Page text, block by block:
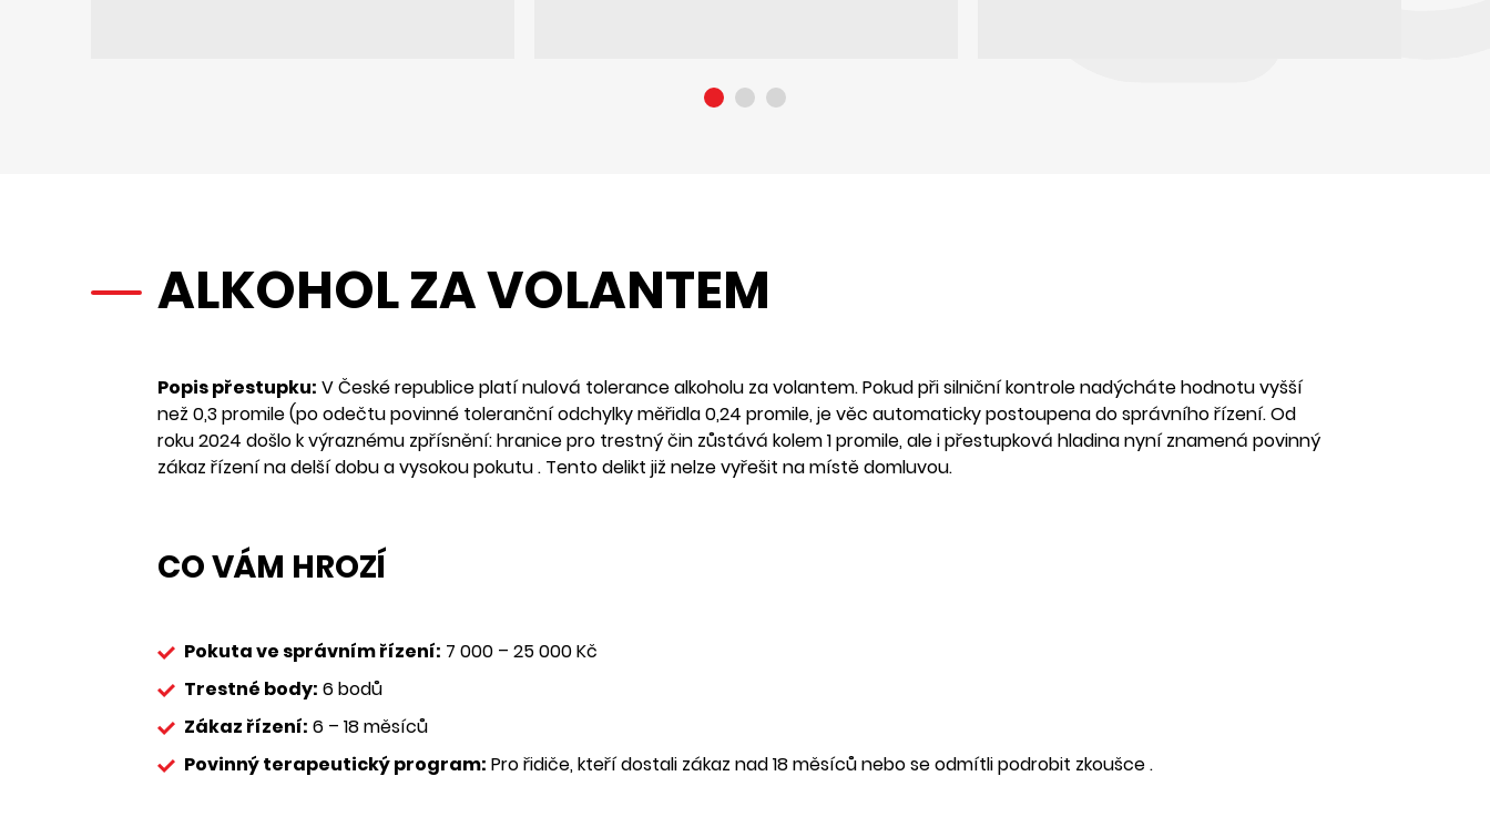
ALKOHOL ZA VOLANTEM
Popis přestupku: V České republice platí nulová tolerance alkoholu za volantem. Pokud při silniční kontrole nadýcháte hodnotu vyšší
než 0,3 promile (po odečtu povinné toleranční odchylky měřidla 0,24 promile, je věc automaticky postoupena do správního řízení. Od
roku 2024 došlo k výraznému zpřísnění: hranice pro trestný čin zůstává kolem 1 promile, ale i přestupková hladina nyní znamená povinný
zákaz řízení na delší dobu a vysokou pokutu . Tento delikt již nelze vyřešit na místě domluvou.
CO VÁM HROZÍ
Pokuta ve správním řízení: 7 000 – 25 000 Kč
Trestné body: 6 bodů
Zákaz řízení: 6 – 18 měsíců
Povinný terapeutický program: Pro řidiče, kteří dostali zákaz nad 18 měsíců nebo se odmítli podrobit zkoušce .